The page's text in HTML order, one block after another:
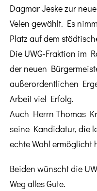
Dagmar Jeske zur
Velen gewählt. Es
Platz auf dem
Die UWG-Fraktion im
der neuen
außerordentlichen
Arbeit viel Erfolg.
Auch Herrn Thomas
seine Kandidatur, die
echte Wahl ermöglicht
Beiden wünscht die
Weg alles Gute.